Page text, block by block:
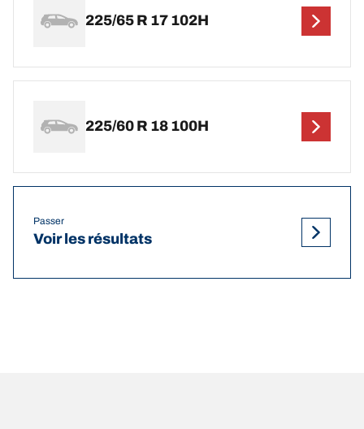
225/65 R 17 102H
225/60 R 18 100H
Passer
Voir les résultats